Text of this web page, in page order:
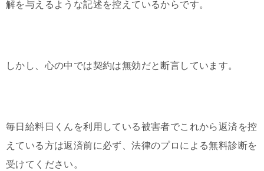
解を与えるような記述を控えているからです。
しかし、心の中では契約は無効だと断言しています。
毎日給料日くんを利用している被害者でこれから返済を控
えている方は返済前に必ず、法律のプロによる無料診断を
受けてください。